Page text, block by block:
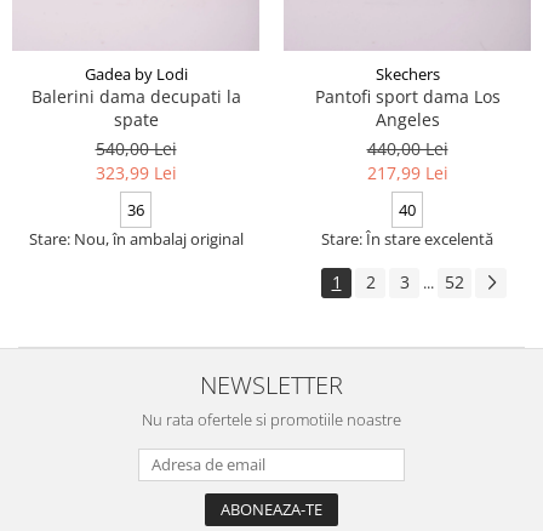
Gadea by Lodi
Balerini dama decupati la
spate
540,00 Lei
323,99 Lei
36
Stare: Nou, în ambalaj original
Skechers
Pantofi sport dama Los
Angeles
440,00 Lei
217,99 Lei
40
Stare: În stare excelentă
1 2 3 ... 52
NEWSLETTER
Nu rata ofertele si promotiile noastre